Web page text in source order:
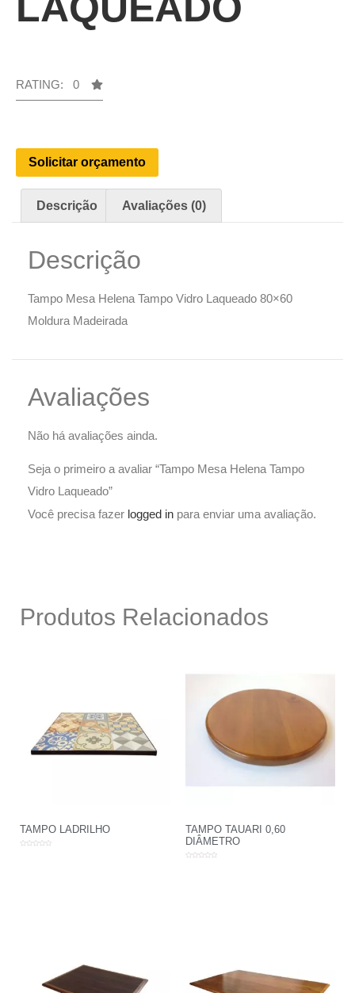
RATING: 0
Solicitar orçamento
Descrição Avaliações (0)
Descrição
Tampo Mesa Helena Tampo Vidro Laqueado 80×60
Moldura Madeirada
Avaliações
Não há avaliações ainda.
Seja o primeiro a avaliar “Tampo Mesa Helena Tampo
Vidro Laqueado”
Você precisa fazer logged in para enviar uma avaliação.
Produtos Relacionados
TAMPO LADRILHO
TAMPO TAUARI 0,60
DIÂMETRO